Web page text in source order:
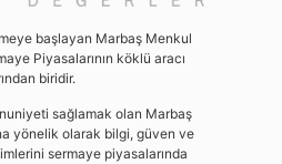
başlayan Marbaş Menkul
Piyasalarının köklü aracı
biridir.
sağlamak olan Marbaş
yönelik olarak bilgi, güven ve
sermaye piyasalarında